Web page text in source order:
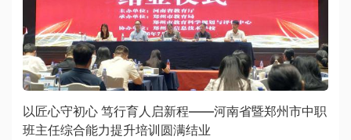
以匠心守初心 笃行育人启新程——河南省暨郑州市中职
班主任综合能力提升培训圆满结业